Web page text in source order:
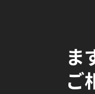
ま
ご